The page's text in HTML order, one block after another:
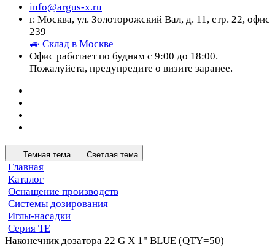
info@argus-x.ru
г. Москва, ул. Золоторожский Вал, д. 11, стр. 22, офис
239
🚙 Склад в Москве
Офис работает по будням с 9:00 до 18:00.
Пожалуйста, предупредите о визите заранее.
Темная тема Светлая тема
Главная
Каталог
Оснащение производств
Системы дозирования
Иглы-насадки
Серия TE
Наконечник дозатора 22 G X 1" BLUE (QTY=50)